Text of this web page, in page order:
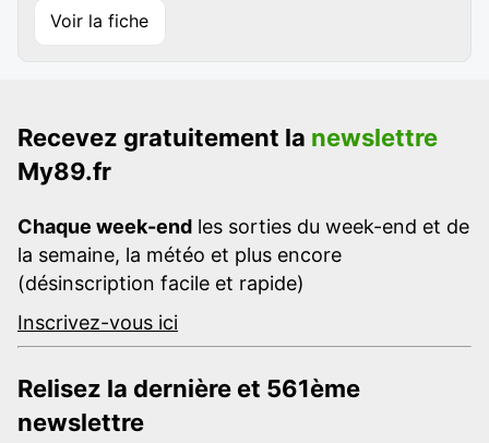
Voir la fiche
Recevez gratuitement la newslettre
My89.fr
Chaque week-end les sorties du week-end et de
la semaine, la météo et plus encore
(désinscription facile et rapide)
Inscrivez-vous ici
Relisez la dernière et 561ème
newslettre